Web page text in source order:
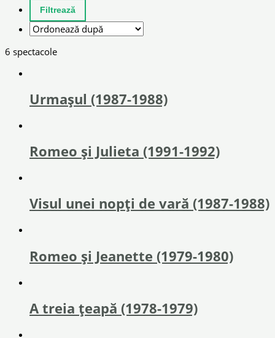
6 spectacole
Urmașul (1987-1988)
Romeo și Julieta (1991-1992)
Visul unei nopți de vară (1987-1988)
Romeo și Jeanette (1979-1980)
A treia țeapă (1978-1979)